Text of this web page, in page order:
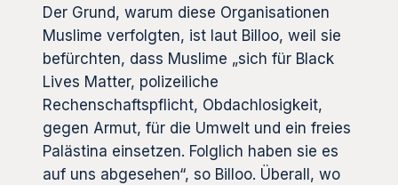
Der Grund, warum diese Organisationen
Muslime verfolgten, ist laut Billoo, weil sie
befürchten, dass Muslime „sich für Black
Lives Matter, polizeiliche
Rechenschaftspflicht, Obdachlosigkeit,
gegen Armut, für die Umwelt und ein freies
Palästina einsetzen. Folglich haben sie es
auf uns abgesehen“, so Billoo. Überall, wo